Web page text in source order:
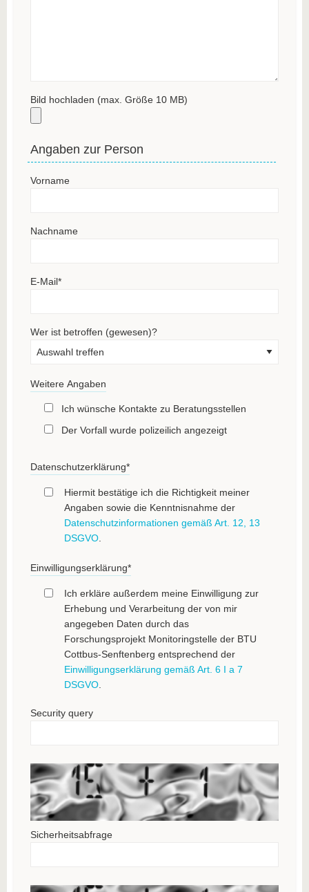
Bild hochladen (max. Größe 10 MB)
Angaben zur Person
Vorname
Nachname
E-Mail*
Wer ist betroffen (gewesen)?
Weitere Angaben
Ich wünsche Kontakte zu Beratungsstellen
Der Vorfall wurde polizeilich angezeigt
Datenschutzerklärung*
Hiermit bestätige ich die Richtigkeit meiner
Angaben sowie die Kenntnisnahme der
Datenschutzinformationen gemäß Art. 12, 13
DSGVO
Einwilligungserklärung*
Ich erkläre außerdem meine Einwilligung zur
Erhebung und Verarbeitung der von mir
angegeben Daten durch das
Forschungsprojekt Monitoringstelle der BTU
Cottbus-Senftenberg entsprechend der
Einwilligungserklärung gemäß Art. 6 I a 7
DSGVO
Security query
Sicherheitsabfrage